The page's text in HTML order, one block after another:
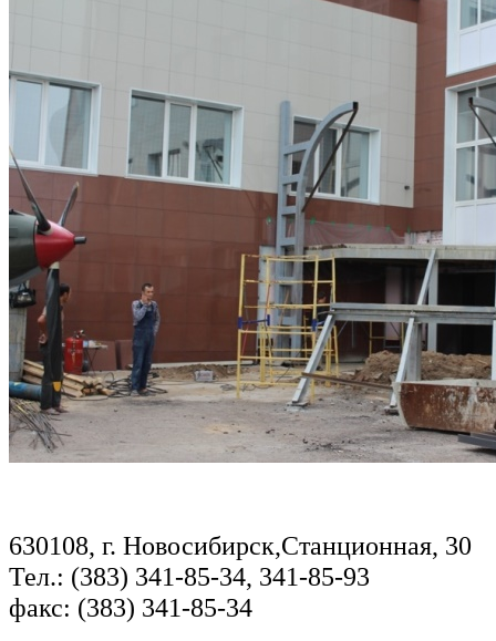
630108, г. Новосибирск,Станционная, 30
Тел.: (383) 341-85-34, 341-85-93
факс: (383) 341-85-34